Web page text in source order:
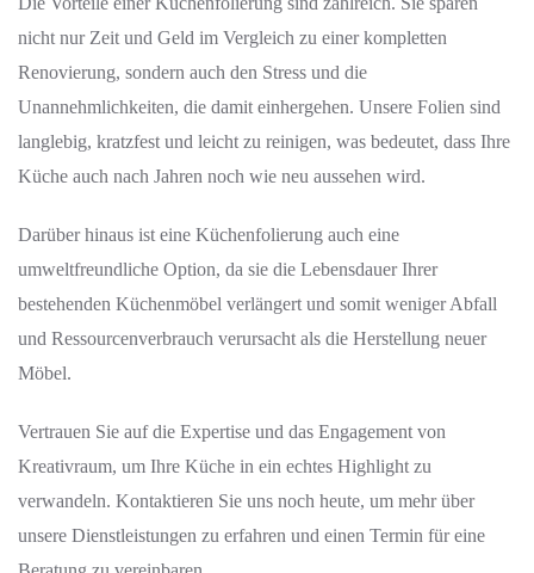
nicht nur Zeit und Geld im Vergleich zu einer kompletten
Renovierung, sondern auch den Stress und die
Unannehmlichkeiten, die damit einhergehen. Unsere Folien sind
langlebig, kratzfest und leicht zu reinigen, was bedeutet, dass Ihre
Küche auch nach Jahren noch wie neu aussehen wird.
Darüber hinaus ist eine Küchenfolierung auch eine
umweltfreundliche Option, da sie die Lebensdauer Ihrer
bestehenden Küchenmöbel verlängert und somit weniger Abfall
und Ressourcenverbrauch verursacht als die Herstellung neuer
Möbel.
Vertrauen Sie auf die Expertise und das Engagement von
Kreativraum, um Ihre Küche in ein echtes Highlight zu
verwandeln. Kontaktieren Sie uns noch heute, um mehr über
unsere Dienstleistungen zu erfahren und einen Termin für eine